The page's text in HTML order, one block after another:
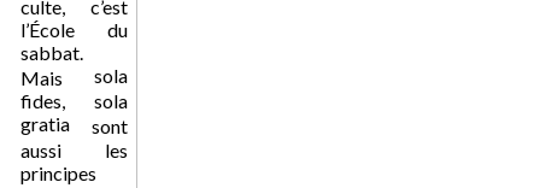
culte, c’est
l’École du
sabbat.
Mais sola
fides, sola
gratia sont
aussi les
principes